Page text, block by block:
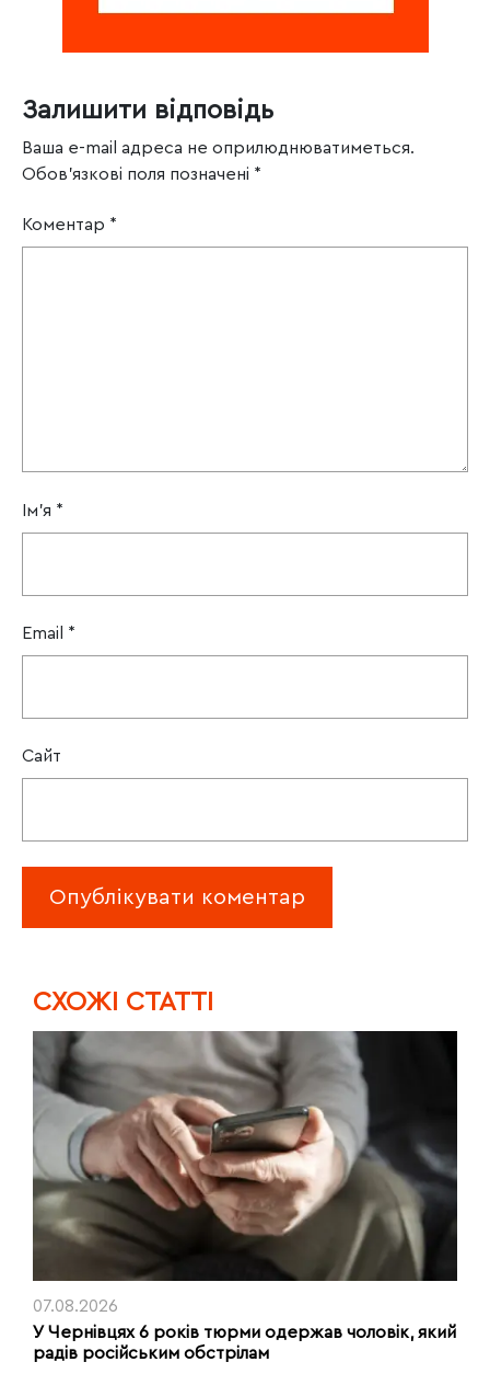
Залишити відповідь
Ваша e-mail адреса не оприлюднюватиметься.
Обов’язкові поля позначені *
Коментар *
Ім'я *
Email *
Сайт
CХОЖІ СТАТТІ
07.08.2026
У Чернівцях 6 років тюрми одержав чоловік, який
радів російським обстрілам